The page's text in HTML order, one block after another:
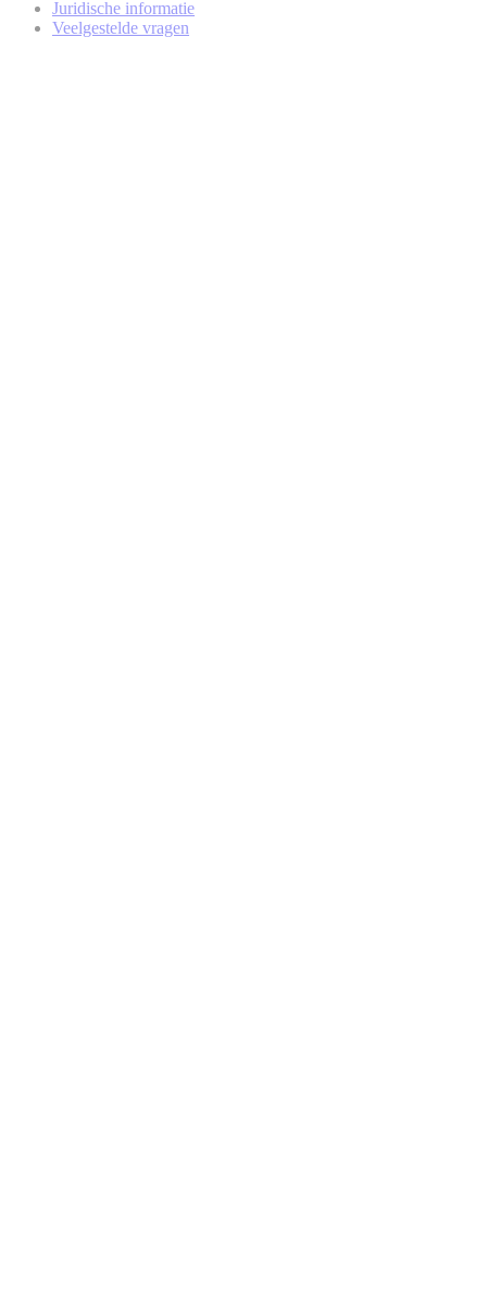
Juridische informatie
Veelgestelde vragen